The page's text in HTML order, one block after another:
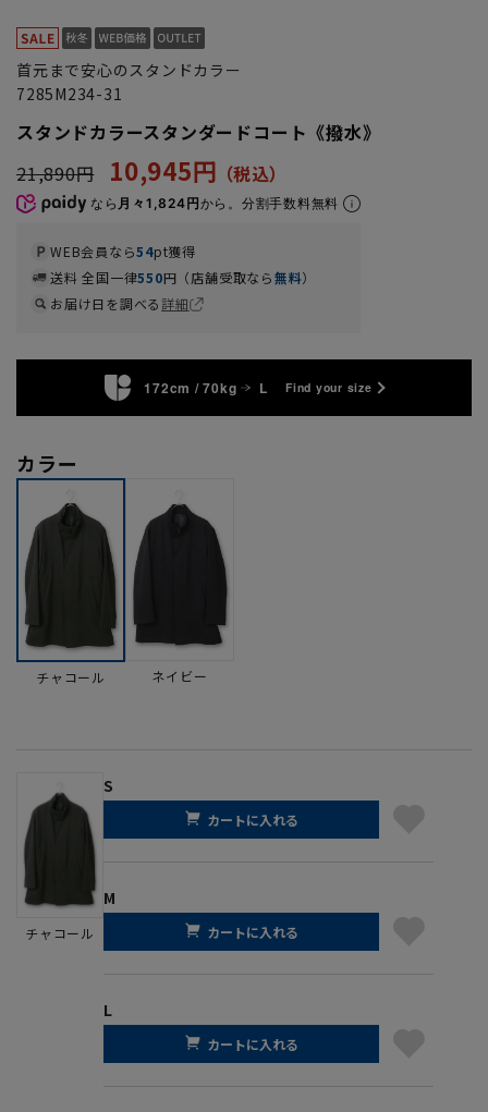
首元まで安心のスタンドカラー
7285M234-31
スタンドカラースタンダードコート《撥水》
21,890円
10,945円
なら 月々1,824円から。分割手数料無料
WEB会員なら54pt獲得
送料 全国一律550円（店舗受取なら無料）
お届け日を調べる詳細
172cm / 70kg L Find your size
カラー
チャコール ネイビー
チャコール
S
カートに入れる
M
カートに入れる
L
カートに入れる